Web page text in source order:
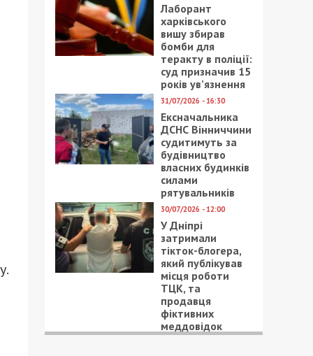
Лаборант
харківського
вишу збирав
бомби для
теракту в поліції:
суд призначив 15
років ув’язнення
31/07/2026 - 16:30
Ексначальника
ДСНС Вінниччини
судитимуть за
будівництво
власних будинків
силами
рятувальників
30/07/2026 - 12:00
У Дніпрі
затримали
тікток-блогера,
який публікував
місця роботи
ТЦК, та
продавця
фіктивних
меддовідок